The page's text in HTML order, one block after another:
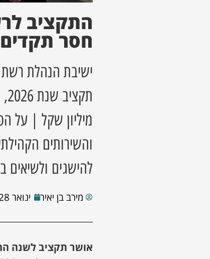
התקציב
חסר תקדים של 122
ישיבת הנהלת
מיליון שקל | על
והשירותים
להישגים ולשיאים
מירב בן יאיר ינואר 28, 2026
אושר תקציב לשנה